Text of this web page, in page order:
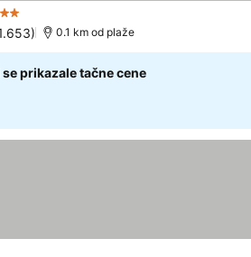
Pogledaj cene
0.1 km od plaže
prikazale tačne cene